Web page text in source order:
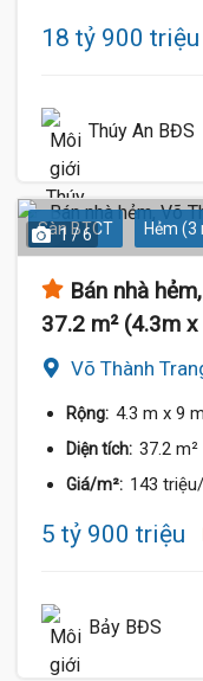
18 tỷ 900 triệu
Thúy An BĐS
Sàn BTCT Hẻm (3
1 / 6
Bán nhà
37.2 m² (4.3m
Võ Thành
Rộng: 4.3 m x 9 m
Diện tích: 37.2 m²
Giá/m²: 143
5 tỷ 900 triệu
Bảy BĐS